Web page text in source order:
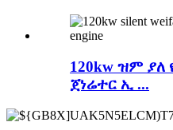
120kw ዝም ያለ
ጀነሬተር ኢ ...